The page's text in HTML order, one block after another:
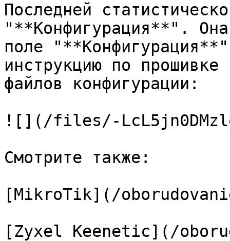
Последней
"**Конфигурация**".
поле
инструкцию по
файлов конфигурации:
![](/files/-
Смотрите также:
[MikroTik](/
[Zyxel Keenetic](/